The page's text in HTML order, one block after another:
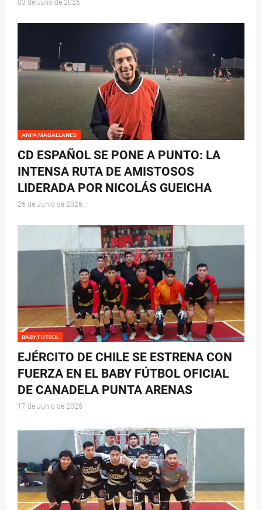
03 de Julio de 2026
ANFA MAGALLANES
CD ESPAÑOL SE PONE A PUNTO: LA
INTENSA RUTA DE AMISTOSOS
LIDERADA POR NICOLÁS GUEICHA
26 de Junio de 2026
BABY FUTBOL
EJÉRCITO DE CHILE SE ESTRENA CON
FUERZA EN EL BABY FÚTBOL OFICIAL
DE CANADELA PUNTA ARENAS
17 de Junio de 2026